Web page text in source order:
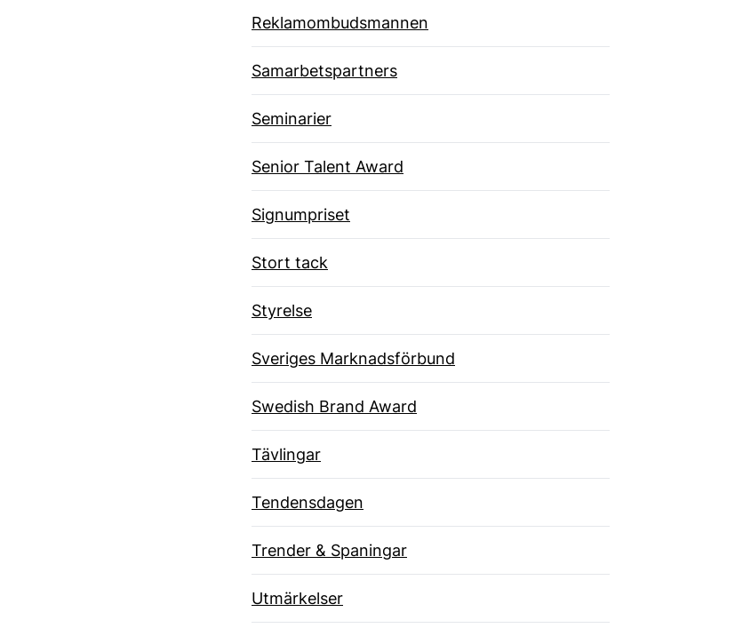
Reklamombudsmannen
Samarbetspartners
Seminarier
Senior Talent Award
Signumpriset
Stort tack
Styrelse
Sveriges Marknadsförbund
Swedish Brand Award
Tävlingar
Tendensdagen
Trender & Spaningar
Utmärkelser